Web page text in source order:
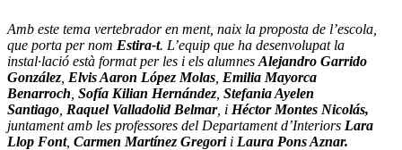
Amb este tema vertebrador en ment, naix la proposta de l’escola,
que porta per nom Estira-t. L’equip que ha desenvolupat la
instal·lació està format per les i els alumnes Alejandro Garrido
González Elvis Aaron López Molas Emilia Mayorca
Benarroch Sofía Kilian Hernández Stefania Ayelen
Santiago Raquel Valladolid Belmar, i Héctor Montes Nicolás,
juntament amb les professores del Departament d’Interiors Lara
Llop Font, Carmen Martínez Gregorii Laura Pons Aznar.